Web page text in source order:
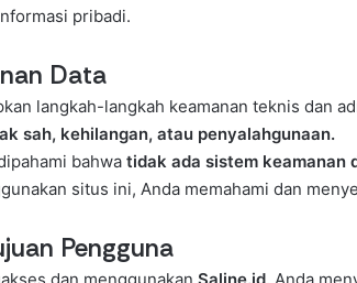
pribadi.
Data
langkah-langkah keamanan teknis dan
sah, kehilangan, atau penyalahgunaan.
bahwa tidak ada sistem keamanan
situs ini, Anda memahami dan
Pengguna